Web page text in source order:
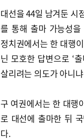
대선을 44일 남겨둔 시
를 통해 출마 가능성
정치권에서는 한 대행
닌 모호한 답변으로 ‘
살리려는 의도가 아니
구 여권에서는 한 대행
로 대선에 출마한 뒤
다.